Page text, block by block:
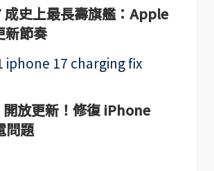
史上最長壽旗艦：Apple
新節奏
開放更新！修復 iPhone
問題